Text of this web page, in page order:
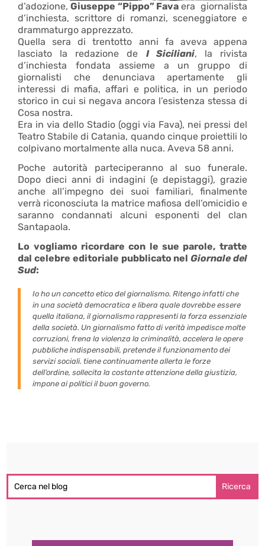
d’adozione,Giuseppe “Pippo” Fava era giornalista
d’inchiesta, scrittore di romanzi, sceneggiatore e
drammaturgo apprezzato.
Quella sera di trentotto anni fa aveva appena
lasciato la redazione de I Siciliani, la rivista
d’inchiesta fondata assieme a un gruppo di
giornalisti che denunciava apertamente gli
interessi di mafia, affari e politica, in un periodo
storico in cui si negava ancora l’esistenza stessa di
Cosa nostra.
Era in via dello Stadio (oggi via Fava), nei pressi del
Teatro Stabile di Catania, quando cinque proiettili lo
colpivano mortalmente alla nuca. Aveva 58 anni.
Poche autorità parteciperanno al suo funerale.
Dopo dieci anni di indagini (e depistaggi), grazie
anche all’impegno dei suoi familiari, finalmente
verrà riconosciuta la matrice mafiosa dell’omicidio e
saranno condannati alcuni esponenti del clan
Santapaola.
Lo vogliamo ricordare con le sue parole, tratte
dal celebre editoriale pubblicato nelGiornale del
Sud:
Io ho un concetto etico del giornalismo. Ritengo infatti che
in una società democratica e libera quale dovrebbe essere
quella italiana, il giornalismo rappresenti la forza essenziale
della società. Un giornalismo fatto di verità impedisce molte
corruzioni, frena la violenza la criminalità, accelera le opere
pubbliche indispensabili, pretende il funzionamento dei
servizi sociali. tiene continuamente allerta le forze
dell’ordine, sollecita la costante attenzione della giustizia,
impone ai politici il buon governo.